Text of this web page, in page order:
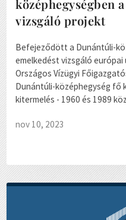
középhegységben
vizsgáló projekt
Befejeződött a Dunántúli-
emelkedést vizsgáló
Országos Vízügyi
Dunántúli-középhegység
kitermelés - 1960 és 1989
nov 10, 2023